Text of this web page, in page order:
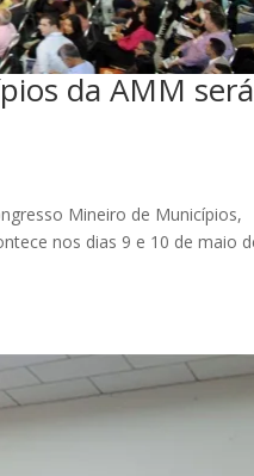
da AMM será
Mineiro de Municípios,
nos dias 9 e 10 de maio